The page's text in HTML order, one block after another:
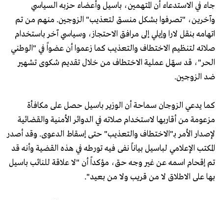
جاء في الاستدعاء أن المتهمين، باسيل وأعضاء حزبه السياسي
وآخرين، "تصرفوا بشكل منسق لتعذيب" الزوجين. منهم من تم
اتهامه بنقل لارا وإيلي إلى مرافق الاحتجاز، وسياسي آخر باستخدام
صلاته لتنظيم الاختطاف والتعذيب كما زعموا أن عضواً في "الوطني
الحر"، قد سهّل عملية الاختطاف من خلال تقديم شكوى تشهير
ضد الزوجين.
كما يدعي الزوجان سماحة أن الوزير باسيل حصل على مكافأة
مزعومة من أقاربها لاستخدام صلاته في الدوائر الأمنية والقضائية
لإصدار الأمر بـ"الاختطاف والتعذيب" حتى إسقاط الدعوى. وقد أصدر
المكتب الإعلامي لباسيل بياناً نفى فيه تورطه في هذه القضية وأنه قد
تم إقحام اسمه عن غير وجه حق، مؤكداً أن "لا علاقة للنائب باسيل
بها على الاطلاق لا من قريب ولا من بعيد".